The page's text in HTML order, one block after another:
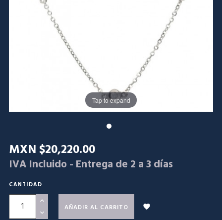
Tap to expand
MXN $20,220.00
IVA Incluido- Entrega de 2 a 3 días
CANTIDAD
AÑADIR AL CARRITO 